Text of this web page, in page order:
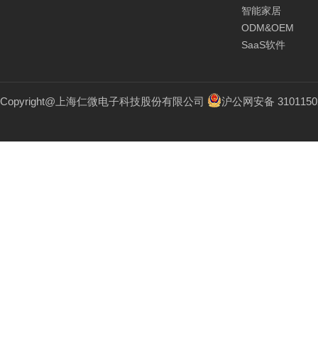
智能家居
ODM&OEM
SaaS软件
Copyright@上海仁微电子科技股份有限公司 沪公网安备